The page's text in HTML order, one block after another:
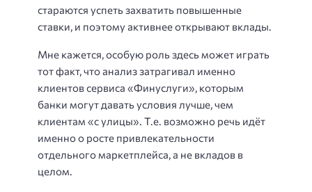
стараются успеть захватить повышенные
ставки, и поэтому активнее открывают вклады.
Мне кажется, особую роль здесь может играть
тот факт, что анализ затрагивал именно
клиентов сервиса «Финуслуги», которым
банки могут давать условия лучше, чем
клиентам «с улицы». Т.е. возможно речь идёт
именно о росте привлекательности
отдельного маркетплейса, а не вкладов в
целом.